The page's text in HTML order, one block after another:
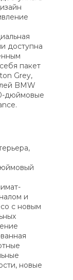
доступна
пакет
Grey,
BMW
дюймовые
и
с новым
новые